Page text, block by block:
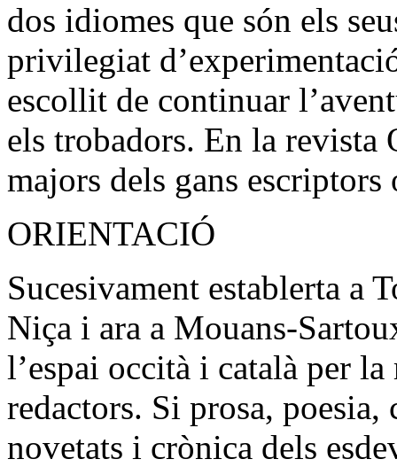
dos idiomes que són els
privilegiat
escollit de continuar
els trobadors. En la revista
majors dels gans
ORIENTACIÓ
Sucesivament establerta a
Niça i ara a Mouans-
l’espai occità i català per
redactors. Si prosa,
novetats i crònica dels